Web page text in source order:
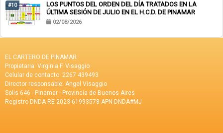
#10
LOS PUNTOS DEL ORDEN DEL DÍA TRATADOS EN LA
ÚLTIMA SESIÓN DE JULIO EN EL H.C.D. DE PINAMAR
02/08/2026
EL CARTERO DE PINAMAR
Propietaria: Virginia F. Visaggio
Celular de contacto: 2267 439493
Director responsable: Angel Visaggio
Solis 646 - Pinamar - Provincia de Buenos Aires
Registro DNDA RE-2023-61993578-APN-DNDA#MJ